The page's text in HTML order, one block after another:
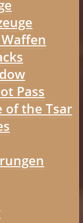
Pass
of the Tsar